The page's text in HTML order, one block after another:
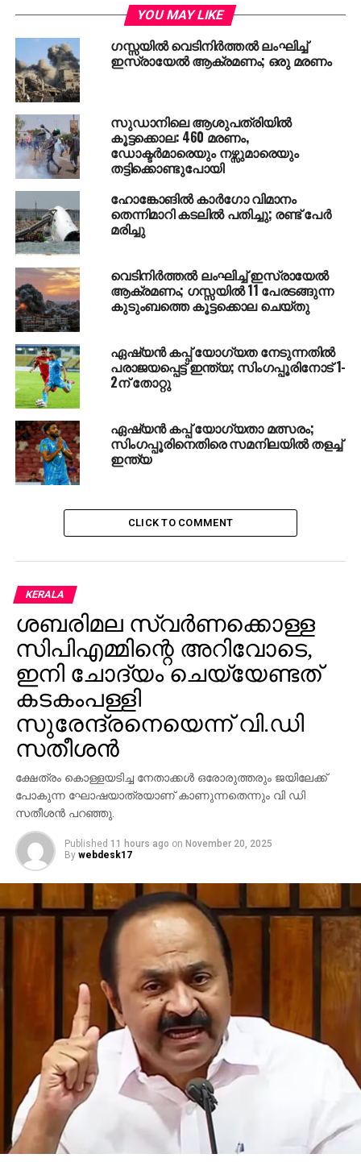
അവസാനിച്ച ആഴ്ചയില്‍ കോവിഡ് കേസുകള്‍ മുന്‍
ആഴ്ചയെ അപേക്ഷിച്ച് 28 ശതമാനം വര്‍ധിച്ചു. ിതോടെ
രോഗികളുടെ എണ്ണം 14,200 ആയി. ജനങ്ങളില്‍
രോഗപ്രതിരോധ ശേഷി കുറഞ്ഞതാവാം വൈറസ്
പടരാന്‍ കാരണമെന്നാണ് സിംഗപ്പൂര്‍
ആരോഗ്യമന്ത്രാലയം നല്‍കുന്ന സൂചന. ഏഷ്യയുടെ
വിവിധ ഭാഗങ്ങളില്‍ കോവിഡ് കേസുകള്‍ റിപ്പോര്‍ട്ട്
ചെയ്യുന്നത് വര്‍ധിച്ചുവരികയാണ്. ചൈനയിലും
പുതിയ കോവിഡ് തരംഗം രൂപപ്പെട്ടതായി ബ്ലൂംബര്‍ഗ്
റിപ്പോര്‍ട്ട് ചെയ്തു.
RELATED TOPICS: COVID 19
SINGAPORE
WORLD NEWS
UP NEXT
പുലിപല്ലിലെ കേസുമായി ബന്ധപ്പെട്ട അറസ്റ്റില്‍
കോടനാട് റേഞ്ച് ഓഫീസര്‍ക്ക് സ്ഥലം മാറ്റവും
ഡ്യൂട്ടി മാറ്റവും
DON'T MISS
ഇന്ത്യക്കാരോടും പാകിസ്താനികളോടും ആയുധം
താഴെവെക്കാന്‍ പറയാനാകില്ല; പ്രതികരിച്ച്
അമേരിക്ക
YOU MAY LIKE
ഗസ്സയിൽ വെടിനിര്‍ത്തൽ ലംഘിച്ച്
ഇസ്രായേൽ ആക്രമണം; ഒരു മരണം
സുഡാനിലെ ആശുപത്രിയിൽ
കൂട്ടക്കൊല: 460 മരണം,
ഡോക്ടർമാരെയും നഴ്സുമാരെയും
തട്ടിക്കൊണ്ടുപോയി
ഹോങ്കോങില്‍ കാര്‍ഗോ വിമാനം
തെന്നിമാറി കടലില്‍ പതിച്ചു; രണ്ട് പേര്‍
മരിച്ചു
വെടിനിർത്തൽ ലംഘിച്ച് ഇസ്രായേൽ
ആക്രമണം; ഗസ്സയിൽ 11 പേരടങ്ങുന്ന
കുടുംബത്തെ കൂട്ടക്കൊല ചെയ്തു
ഏഷ്യന്‍ കപ്പ് യോഗ്യത നേടുന്നതില്‍
പരാജയപ്പെട്ട് ഇന്ത്യ; സിംഗപ്പൂരിനോട് 1-
2ന് തോറ്റു
ഏഷ്യന്‍ കപ്പ് യോഗ്യതാ മത്സരം;
സിംഗപ്പൂരിനെതിരെ സമനിലയില്‍ തളച്ച്
ഇന്ത്യ
CLICK TO COMMENT
KERALA
ശബരിമല സ്വര്‍ണക്കൊള്ള
സിപിഎമ്മിന്റെ അറിവോടെ,
ഇനി ചോദ്യം ചെയ്യേണ്ടത്
കടകംപള്ളി
സുരേന്ദ്രനെയെന്ന് വി.ഡി
സതീശന്‍
ക്ഷേത്രം കൊള്ളയടിച്ച നേതാക്കള്‍ ഒരോരുത്തരും ജയിലേക്ക്
പോകുന്ന ഘോഷയാത്രയാണ് കാണുന്നതെന്നും വി ഡി
സതീശന്‍ പറഞ്ഞു.
Published 11 hours ago on November 20, 2025
By webdesk17